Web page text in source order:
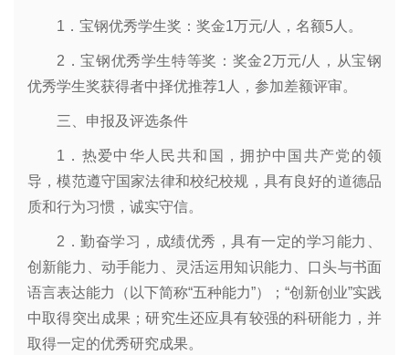
1．宝钢优秀学生奖：奖金1万元/人，名额5人。
2．宝钢优秀学生特等奖：奖金2万元/人，从宝钢
优秀学生奖获得者中择优推荐1人，参加差额评审。
三、申报及评选条件
1．热爱中华人民共和国，拥护中国共产党的领
导，模范遵守国家法律和校纪校规，具有良好的道德品
质和行为习惯，诚实守信。
2．勤奋学习，成绩优秀，具有一定的学习能力、
创新能力、动手能力、灵活运用知识能力、口头与书面
语言表达能力（以下简称“五种能力”）；“创新创业”实践
中取得突出成果；研究生还应具有较强的科研能力，并
取得一定的优秀研究成果。